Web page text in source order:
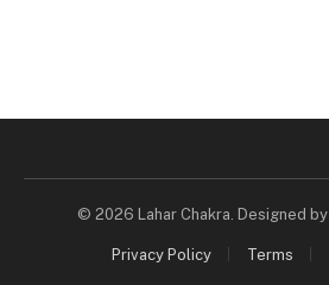
© 2026 Lahar Chakra. Designed by
Privacy Policy Terms